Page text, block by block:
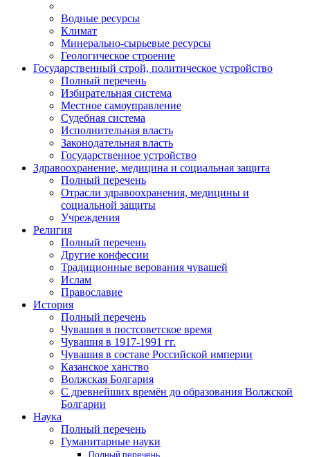
Водные ресурсы
Климат
Минерально-сырьевые ресурсы
Геологическое строение
Государственный строй, политическое устройство
Полный перечень
Избирательная система
Местное самоуправление
Судебная система
Исполнительная власть
Законодательная власть
Государственное устройство
Здравоохранение, медицина и социальная защита
Полный перечень
Отрасли здравоохранения, медицины и
социальной защиты
Учреждения
Религия
Полный перечень
Другие конфессии
Традиционные верования чувашей
Ислам
Православие
История
Полный перечень
Чувашия в постсоветское время
Чувашия в 1917-1991 гг.
Чувашия в составе Российской империи
Казанское ханство
Волжская Болгария
С древнейших времён до образования Волжской
Болгарии
Наука
Полный перечень
Гуманитарные науки
Полный перечень